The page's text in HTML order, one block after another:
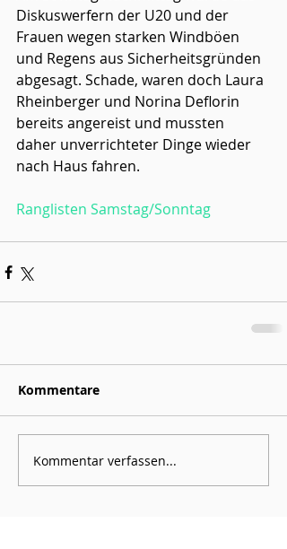
Diskuswerfern der U20 und der
Frauen wegen starken Windböen
und Regens aus Sicherheitsgründen
abgesagt. Schade, waren doch Laura
Rheinberger und Norina Deflorin
bereits angereist und mussten
daher unverrichteter Dinge wieder
nach Haus fahren.
Ranglisten Samstag/Sonntag
Kommentare
Kommentar verfassen...